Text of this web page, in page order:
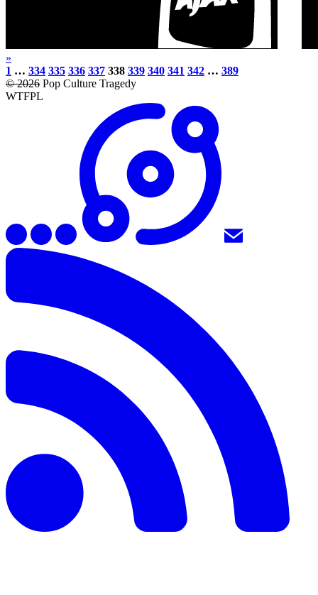
»
1 … 334 335 336 337 338 339 340 341 342 … 389
© 2026 Pop Culture Tragedy
WTFPL